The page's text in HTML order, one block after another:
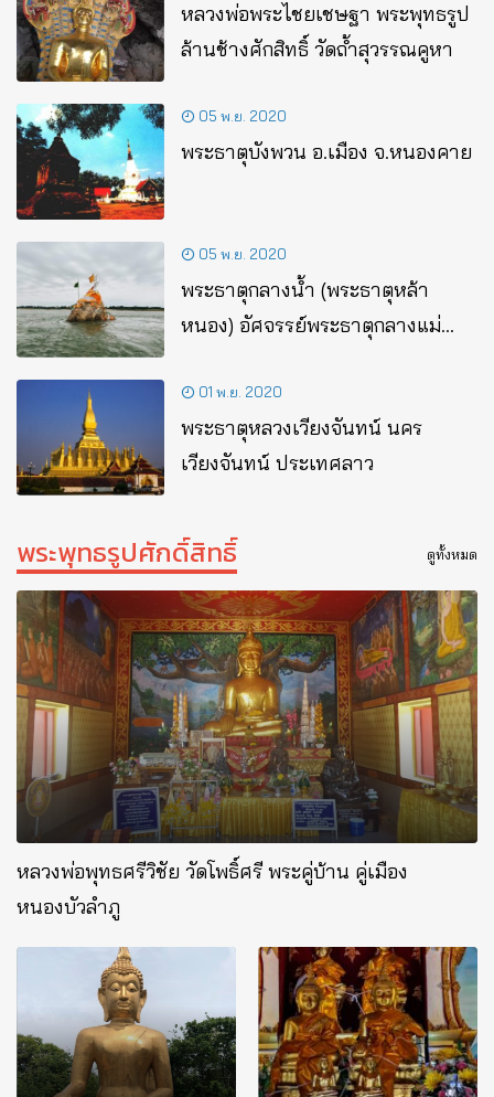
หลวงพ่อพระไชยเชษฐา พระพุทธรูป
ล้านช้างศักสิทธิ์ วัดถ้ำสุวรรณคูหา
05 พ.ย. 2020
พระธาตุบังพวน อ.เมือง จ.หนองคาย
05 พ.ย. 2020
พระธาตุกลางน้ำ (พระธาตุหล้า
หนอง) อัศจรรย์พระธาตุกลางแม่น้ำ
01 พ.ย. 2020
พระธาตุหลวงเวียงจันทน์ นคร
เวียงจันทน์ ประเทศลาว
พระพุทธรูปศักดิ์สิทธิ์ ดูทั้งหมด
หลวงพ่อพุทธศรีวิชัย วัดโพธิ์ศรี พระคู่บ้าน คู่เมือง
หนองบัวลำภู